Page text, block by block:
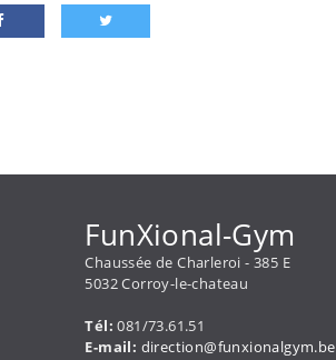
FunXional-Gym
Chaussée de Charleroi - 385 E
5032 Corroy-le-chateau
Tél: 081/73.61.51
E-mail: direction@funxionalgym.be